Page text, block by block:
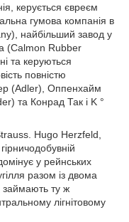
керується євреєм
гумова компанія в
найбільший завод у
(Calmon Rubber
та керуються
повністю
(Adler), Оппенхайм
та Конрад Так і K °
Hugo Herzfeld,
у рейнських
разом із двома
ту ж
лігнітовому